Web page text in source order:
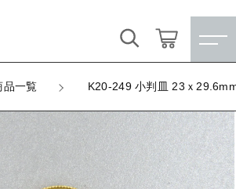
品一覧 K20-249 小判皿 23ｘ
加しました
（税込）
すべて
訳ありアウトレット★
こだわり検索